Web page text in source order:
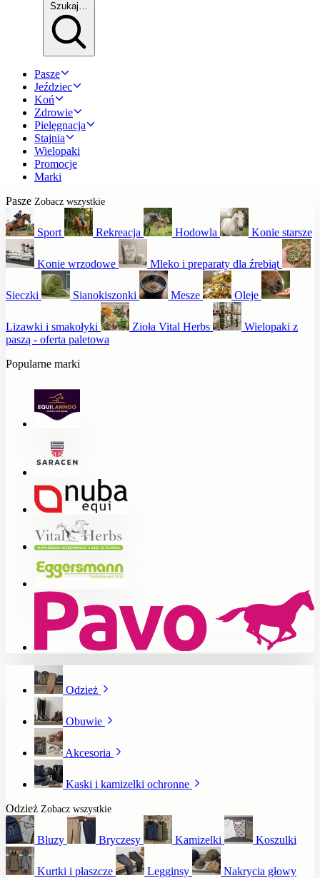
Szukaj…
Pasze
Jeździec
Koń
Zdrowie
Pielęgnacja
Stajnia
Wielopaki
Promocje
Marki
Pasze Zobacz wszystkie
Sport Rekreacja Hodowla Konie starsze
Konie wrzodowe Mleko i preparaty dla źrebiąt
Sieczki Sianokiszonki Mesze Oleje
Lizawki i smakołyki Zioła Vital Herbs
Wielopaki z
paszą - oferta paletowa
Popularne marki
Odzież
Obuwie
Akcesoria
Kaski i kamizelki ochronne
Odzież Zobacz wszystkie
Bluzy Bryczesy Kamizelki Koszulki
Kurtki i płaszcze Legginsy Nakrycia głowy